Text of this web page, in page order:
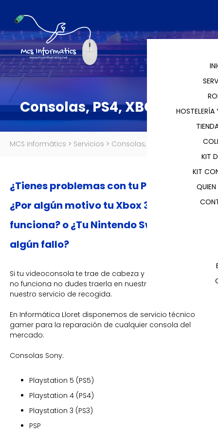
KIT
KIT
Consolas, PS4, XBOX, etc.
MCS informàtics > Servicios > Consolas, PS4, XBOX, etc.
¿Tienes problemas con tu PS3 o PS4?
¿Por algún motivo tu Xbox 360 no
funciona? o ¿Tu Nintendo Switch tiene
algún fallo?
Si tu videoconsola te trae de cabeza y no sabes porqué
no funciona no dudes traerla en nuestro taller o solicitar
nuestro servicio de recogida.
En Informática Lloret disponemos de servicio técnico
gamer para la reparación de cualquier consola del
mercado:
Consolas Sony:
Playstation 5 (PS5)
Playstation 4 (PS4)
Playstation 3 (PS3)
PSP